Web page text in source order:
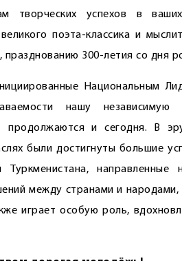
успехов в
поэта-классика и
празднованию 300-летия со дня
Национальным
нашу независимую
продолжаются и сегодня. В
были достигнуты большие
Туркменистана,
между странами и
играет особую роль,